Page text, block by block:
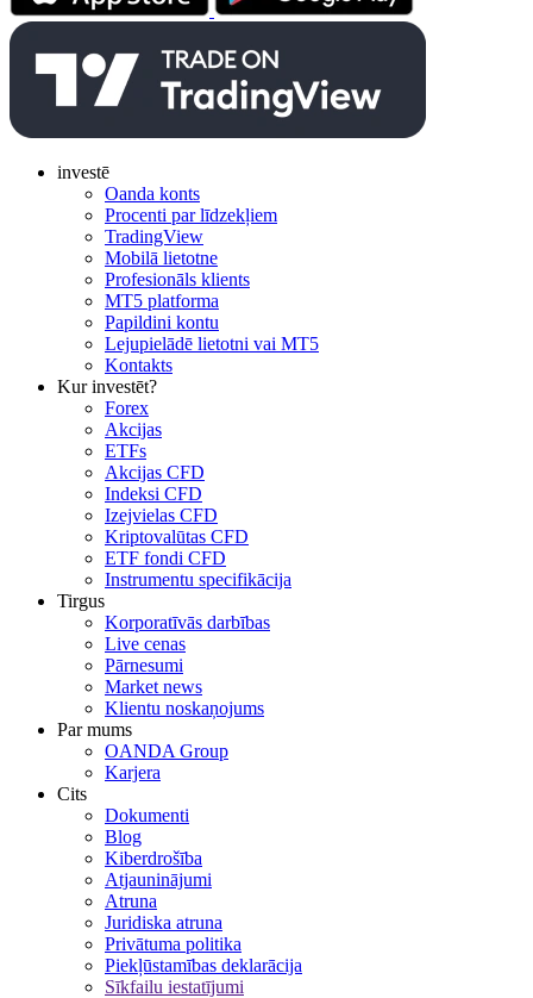
investē
Oanda konts
Procenti par līdzekļiem
TradingView
Mobilā lietotne
Profesionāls klients
MT5 platforma
Papildini kontu
Lejupielādē lietotni vai MT5
Kontakts
Kur investēt?
Forex
Akcijas
ETFs
Akcijas CFD
Indeksi CFD
Izejvielas CFD
Kriptovalūtas CFD
ETF fondi CFD
Instrumentu specifikācija
Tirgus
Korporatīvās darbības
Live cenas
Pārnesumi
Market news
Klientu noskaņojums
Par mums
OANDA Group
Karjera
Cits
Dokumenti
Blog
Kiberdrošība
Atjauninājumi
Atruna
Juridiska atruna
Privātuma politika
Piekļūstamības deklarācija
Sīkfailu iestatījumi